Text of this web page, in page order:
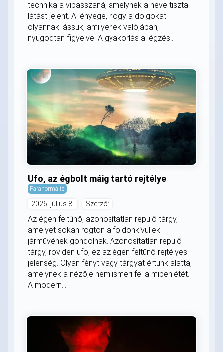
technika a vipasszaná, amelynek a neve tiszta
látást jelent. A lényege, hogy a dolgokat
olyannak lássuk, amilyenek valójában,
nyugodtan figyelve. A gyakorlás a légzés...
Ufo, az égbolt máig tartó rejtélye
Paranormális
2026. július 8. Szerző:
Az égen feltűnő, azonosítatlan repülő tárgy,
amelyet sokan rögtön a földönkívüliek
járművének gondolnak. Azonosítatlan repülő
tárgy, röviden ufo, ez az égen feltűnő rejtélyes
jelenség. Olyan fényt vagy tárgyat értünk alatta,
amelynek a nézője nem ismeri fel a mibenlétét.
A modern...